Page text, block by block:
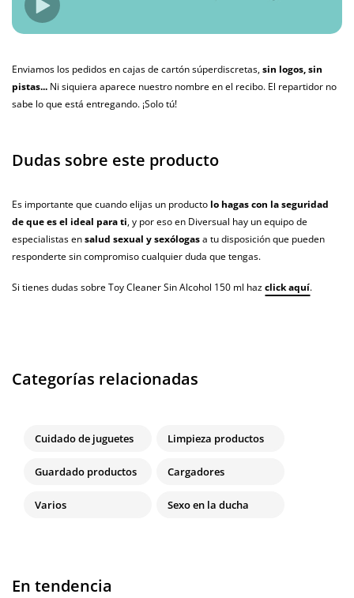
Enviamos los pedidos en cajas de cartón súperdiscretas,sin logos, sin
pistas... Ni siquiera aparece nuestro nombre en el recibo. El repartidor no
sabe lo que está entregando. ¡Solo tú!
Dudas sobre este producto
Es importante que cuando elijas un producto lo hagas con la seguridad
de que es el ideal para ti, y por eso en Diversual hay un equipo de
especialistas ensalud sexual y sexólogasa tu disposición que pueden
responderte sin compromiso cualquier duda que tengas.
Si tienes dudas sobre Toy Cleaner Sin Alcohol 150 ml hazclick aquí.
Categorías relacionadas
Cuidado de juguetes Limpieza productos
Guardado productos Cargadores
Varios Sexo en la ducha
En tendencia